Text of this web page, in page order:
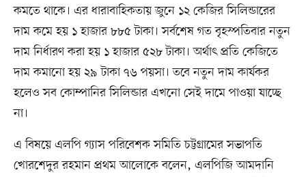
কমতে থাকে। এর ধারাবাহিকতায় জুনে ১২ কেজির সিলিন্ডারের
দাম কমে হয় ১ হাজার ৮৮৫ টাকা। সর্বশেষ গত বৃহস্পতিবার নতুন
দাম নির্ধারণ করা হয় ১ হাজার ৫২৮ টাকা। অর্থাৎ প্রতি কেজিতে
দাম কমানো হয় ২৯ টাকা ৭৬ পয়সা। তবে নতুন দাম কার্যকর
হলেও সব কোম্পানির সিলিন্ডার এখনো সেই দামে পাওয়া যাচ্ছে
না।
এ বিষয়ে এলপি গ্যাস পরিবেশক সমিতি চট্টগ্রামের সভাপতি
খোরশেদুর রহমান প্রথম আলোকে বলেন, এলপিজি আমদানি